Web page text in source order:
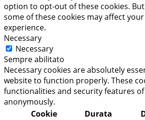
option to opt-out of these cookies.
some of these cookies may affect
experience.
Necessary
Necessary
Sempre abilitato
Necessary cookies are absolutely
website to function properly. These
functionalities and security features
anonymously.
Cookie
Durata